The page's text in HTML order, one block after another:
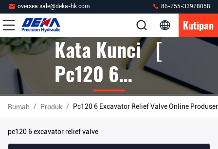
oversea.sale@deka-hk.com 86-755-33978058
Kutipan
Kata Kunci [
Pc120 6
Excavator
Relief Valve ]
Rumah / Produk / Pc120 6 Excavator Relief Valve Online
pc120 6 excavator relief valve